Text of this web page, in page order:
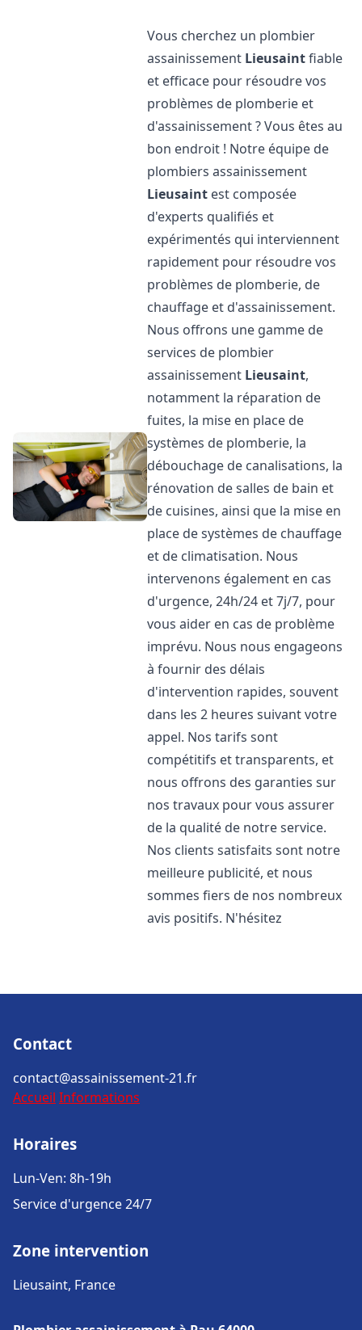
Vous cherchez un plombier
assainissement Lieusaintfiable
et efficace pour résoudre vos
problèmes de plomberie et
d'assainissement ? Vous êtes au
bon endroit ! Notre équipe de
plombiers assainissement
Lieusaint est composée
d'experts qualifiés et
expérimentés qui interviennent
rapidement pour résoudre vos
problèmes de plomberie, de
chauffage et d'assainissement.
Nous offrons une gamme de
services de plombier
assainissement Lieusaint,
notamment la réparation de
fuites, la mise en place de
systèmes de plomberie, la
débouchage de canalisations, la
rénovation de salles de bain et
de cuisines, ainsi que la mise en
place de systèmes de chauffage
et de climatisation. Nous
intervenons également en cas
d'urgence, 24h/24 et 7j/7, pour
vous aider en cas de problème
imprévu. Nous nous engageons
à fournir des délais
d'intervention rapides, souvent
dans les 2 heures suivant votre
appel. Nos tarifs sont
compétitifs et transparents, et
nous offrons des garanties sur
nos travaux pour vous assurer
de la qualité de notre service.
Nos clients satisfaits sont notre
meilleure publicité, et nous
sommes fiers de nos nombreux
avis positifs. N'hésitez
Contact
contact@assainissement-21.fr
Accueil Informations
Horaires
Lun-Ven: 8h-19h
Service d'urgence 24/7
Zone intervention
Lieusaint, France